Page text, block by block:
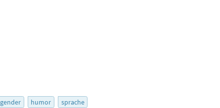
gender humor sprache